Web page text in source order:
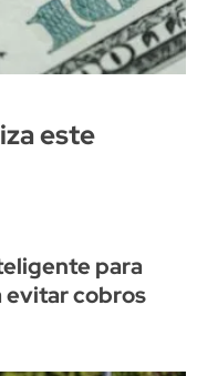
este
para
evitar cobros